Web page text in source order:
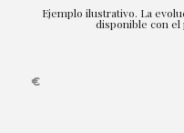
Ejemplo ilustrativo. La
disponible con el